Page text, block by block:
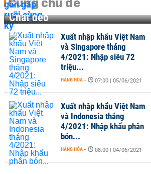
Chất dẻo
Xuất nhập khẩu Việt Nam
và Singapore tháng
4/2021: Nhập siêu 72
triệu...
HÀNG HÓA - 07:00 | 05/06/2021
Xuất nhập khẩu Việt Nam
và Indonesia tháng
4/2021: Nhập khẩu phân
bón...
HÀNG HÓA - 08:00 | 04/06/2021